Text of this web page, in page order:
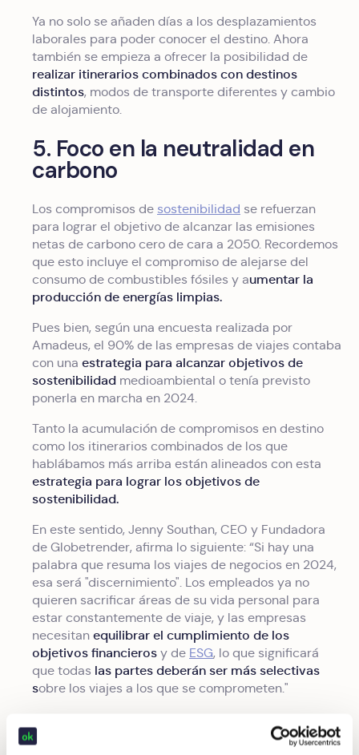
Ya no solo se añaden días a los desplazamientos
laborales para poder conocer el destino. Ahora
también se empieza a ofrecer la posibilidad de
realizar itinerarios combinados con destinos
distintos, modos de transporte diferentes y cambio
de alojamiento.
5. Foco en la neutralidad en
carbono
Los compromisos de sostenibilidad se refuerzan
para lograr el objetivo de alcanzar las emisiones
netas de carbono cero de cara a 2050. Recordemos
que esto incluye el compromiso de alejarse del
consumo de combustibles fósiles y aumentar la
producción de energías limpias.
Pues bien, según una encuesta realizada por
Amadeus, el 90% de las empresas de viajes contaba
con una estrategia para alcanzar objetivos de
sostenibilidad medioambiental o tenía previsto
ponerla en marcha en 2024.
Tanto la acumulación de compromisos en destino
como los itinerarios combinados de los que
hablábamos más arriba están alineados con esta
estrategia para lograr los objetivos de
sostenibilidad.
En este sentido, Jenny Southan, CEO y Fundadora
de Globetrender, afirma lo siguiente: “Si hay una
palabra que resuma los viajes de negocios en 2024,
esa será "discernimiento". Los empleados ya no
quieren sacrificar áreas de su vida personal para
estar constantemente de viaje, y las empresas
necesitan equilibrar el cumplimiento de los
objetivos financieros y de ESG, lo que significará
que todas las partes deberán ser más selectivas
sobre los viajes a los que se comprometen."